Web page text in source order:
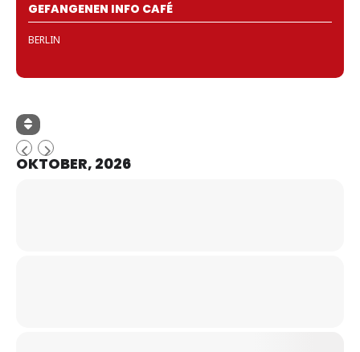
GEFANGENEN INFO CAFÉ
BERLIN
OKTOBER, 2026